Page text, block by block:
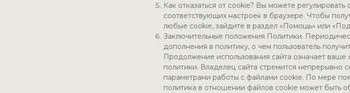
Как отказаться от cookie? Вы можете
соответствующих настроек в браузере. Чтобы
любые cookie, зайдите в раздел «Помощь» или
Заключительные положения Политики.
дополнения в политику, о чем пользователь
Продолжение использования сайта означает
политики. Владелец сайта стремится непрерывно
параметрами работы с файлами cookie. По мере
политика в отношении файлов cookie может быть